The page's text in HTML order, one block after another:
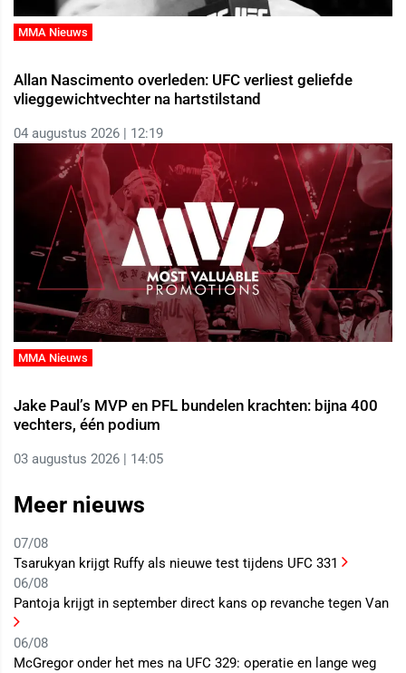
MMA Nieuws
Allan Nascimento overleden: UFC verliest geliefde
vlieggewichtvechter na hartstilstand
04 augustus 2026 | 12:19
MMA Nieuws
Jake Paul’s MVP en PFL bundelen krachten: bijna 400
vechters, één podium
03 augustus 2026 | 14:05
Meer nieuws
07/08
Tsarukyan krijgt Ruffy als nieuwe test tijdens UFC 331
06/08
Pantoja krijgt in september direct kans op revanche tegen Van
06/08
McGregor onder het mes na UFC 329: operatie en lange weg